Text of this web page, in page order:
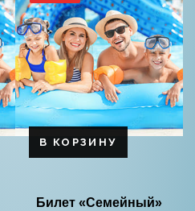
В КОРЗИНУ
Билет «Семейный»